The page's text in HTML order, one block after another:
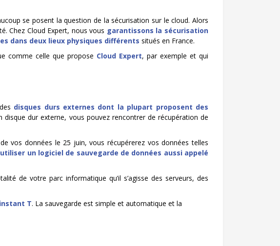
se posent la question de la sécurisation sur le cloud. Alors
Chez Cloud Expert, nous vous garantissons la sécurisation
dans deux lieux physiques différents situés en France.
comme celle que propose Cloud Expert, par exemple et qui
disques durs externes dont la plupart proposent des
dur externe, vous pouvez rencontrer de récupération de
vos données le 25 juin, vous récupérerez vos données telles
un logiciel de sauvegarde de données aussi appelé
de votre parc informatique qu’il s’agisse des serveurs, des
T. La sauvegarde est simple et automatique et la